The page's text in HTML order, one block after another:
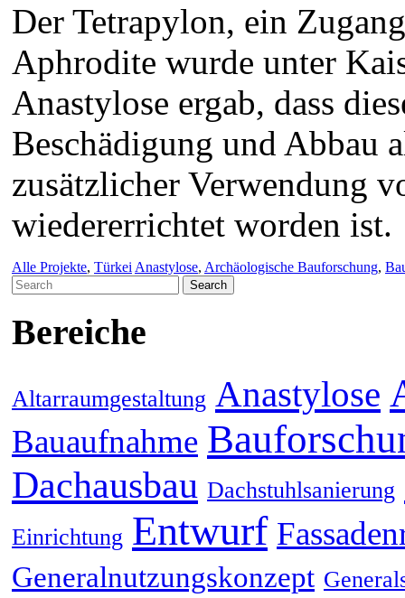
Der Tetrapylon, ein
Aphrodite wurde unter
Anastylose ergab, dass
Beschädigung und Abbau
zusätzlicher Verwendung
wiedererrichtet worden ist.
Alle Projekte, Türkei Anastylose, Archäologische Bauforschung,
Search
for:
Bereiche
Altarraumgestaltung Anastylose
Bauaufnahme
Dachausbau Dachstuhlsanierung
Einrichtung Entwurf
Generalnutzungskonzept